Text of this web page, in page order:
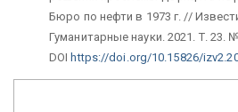
Бюро по нефти в 1973 г. //
Гуманитарные науки. 2021. Т. 23.
DOI https://doi.org/10.15826/izv2.